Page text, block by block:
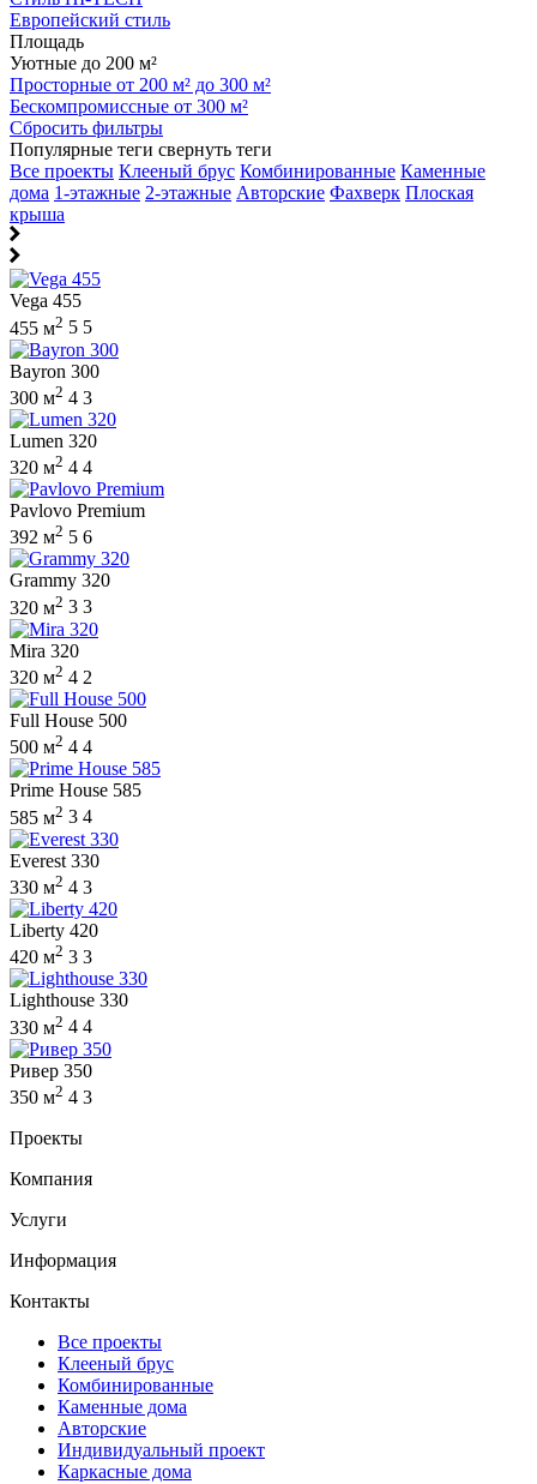
Европейский стиль
Площадь
Уютные до 200 м²
Просторные от 200 м² до 300 м²
Бескомпромиссные от 300 м²
Сбросить фильтры
Популярные теги свернуть теги
Все проекты Клееный брус Комбинированные Каменные
дома 1-этажные 2-этажные Авторские Фахверк Плоская
крыша
Vega 455
455 м2 5 5
Bayron 300
300 м2 4 3
Lumen 320
320 м2 4 4
Pavlovo Premium
392 м2 5 6
Grammy 320
320 м2 3 3
Mira 320
320 м2 4 2
Full House 500
500 м2 4 4
Prime House 585
585 м2 3 4
Everest 330
330 м2 4 3
Liberty 420
420 м2 3 3
Lighthouse 330
330 м2 4 4
Ривер 350
350 м2 4 3
Проекты
Компания
Услуги
Информация
Контакты
Все проекты
Клееный брус
Комбинированные
Каменные дома
Авторские
Индивидуальный проект
Каркасные дома